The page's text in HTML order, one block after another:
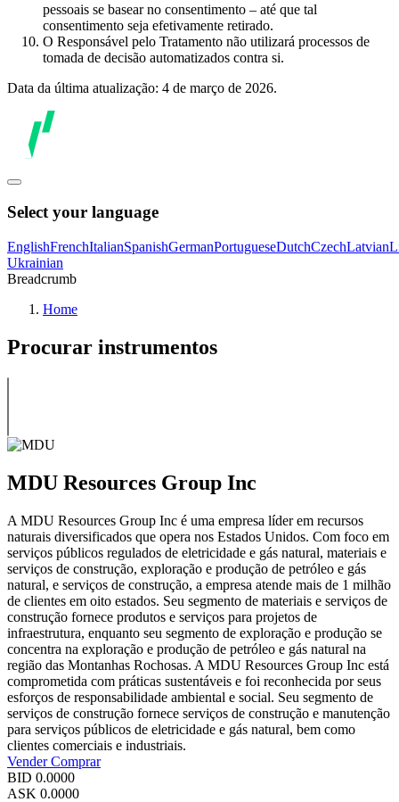
pessoais se basear no consentimento – até que tal
consentimento seja efetivamente retirado.
O Responsável pelo Tratamento não utilizará processos de
tomada de decisão automatizados contra si.
Data da última atualização: 4 de março de 2026.
Select your language
EnglishFrenchItalianSpanishGermanPortugueseDutchCzechLatvian
Ukrainian
Breadcrumb
Home
Procurar instrumentos
MDU Resources Group Inc
A MDU Resources Group Inc é uma empresa líder em recursos
naturais diversificados que opera nos Estados Unidos. Com foco em
serviços públicos regulados de eletricidade e gás natural, materiais e
serviços de construção, exploração e produção de petróleo e gás
natural, e serviços de construção, a empresa atende mais de 1 milhão
de clientes em oito estados. Seu segmento de materiais e serviços de
construção fornece produtos e serviços para projetos de
infraestrutura, enquanto seu segmento de exploração e produção se
concentra na exploração e produção de petróleo e gás natural na
região das Montanhas Rochosas. A MDU Resources Group Inc está
comprometida com práticas sustentáveis e foi reconhecida por seus
esforços de responsabilidade ambiental e social. Seu segmento de
serviços de construção fornece serviços de construção e manutenção
para serviços públicos de eletricidade e gás natural, bem como
clientes comerciais e industriais.
VenderComprar
BID 0.0000
ASK 0.0000